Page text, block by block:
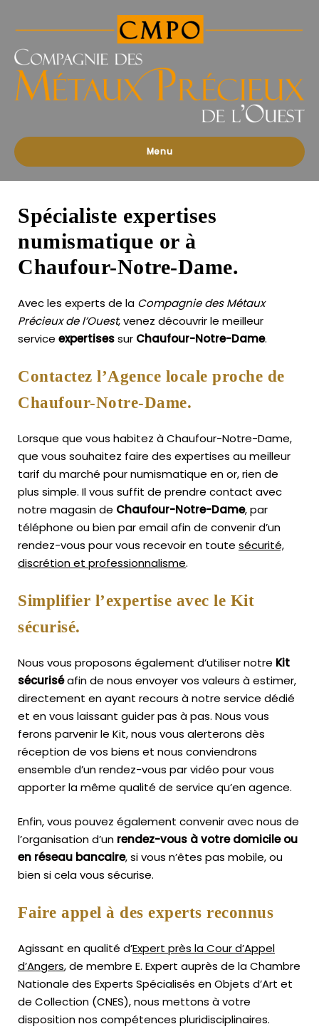
des
Précieux
l'Ouest
Menu
Spécialiste expertises
numismatique or à
Chaufour-Notre-Dame.
Avec les experts de la Compagnie des Métaux
Précieux de l’Ouest, venez découvrir le meilleur
service expertisessur Chaufour-Notre-Dame.
Contactez l’Agence locale proche de
Chaufour-Notre-Dame.
Lorsque que vous habitez à Chaufour-Notre-Dame,
que vous souhaitez faire des expertises au meilleur
tarif du marché pour numismatique en or, rien de
plus simple. Il vous suffit de prendre contact avec
notre magasin de Chaufour-Notre-Dame, par
téléphone ou bien par email afin de convenir d’un
rendez-vous pour vous recevoir en toute sécurité,
discrétion et professionnalisme.
Simplifier l’expertise avec le Kit
sécurisé.
Nous vous proposons également d’utiliser notre Kit
sécuriséafin de nous envoyer vos valeurs à estimer,
directement en ayant recours à notre service dédié
et en vous laissant guider pas à pas. Nous vous
ferons parvenir le Kit, nous vous alerterons dès
réception de vos biens et nous conviendrons
ensemble d’un rendez-vous par vidéo pour vous
apporter la même qualité de service qu’en agence.
Enfin, vous pouvez également convenir avec nous de
l’organisation d’un rendez-vous à votre domicile ou
en réseau bancaire, si vous n’êtes pas mobile, ou
bien si cela vous sécurise.
Faire appel à des experts reconnus
Agissant en qualité d’Expert près la Cour d’Appel
d’Angers, de membre E. Expert auprès de laChambre
Nationale des Experts Spécialisés en Objets d’Art et
de Collection (CNES),nous mettons à votre
disposition nos compétences pluridisciplinaires.